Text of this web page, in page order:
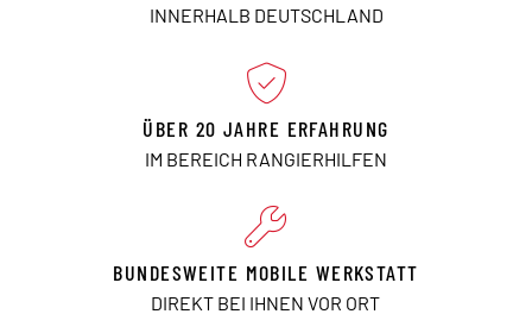
INNERHALB DEUTSCHLAND
ÜBER 20 JAHRE ERFAHRUNG
IM BEREICH RANGIERHILFEN
BUNDESWEITE MOBILE WERKSTATT
DIREKT BEI IHNEN VOR ORT